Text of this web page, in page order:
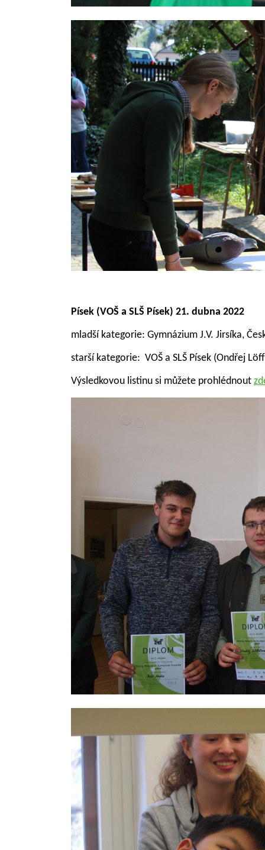
Písek (VOŠ a SLŠ Písek) 21. dubna 2022
mladší kategorie: Gymnázium J.V. Jirsíka,
starší kategorie: VOŠ a SLŠ Písek (Ondřej
Výsledkovou listinu si můžete prohlédnout